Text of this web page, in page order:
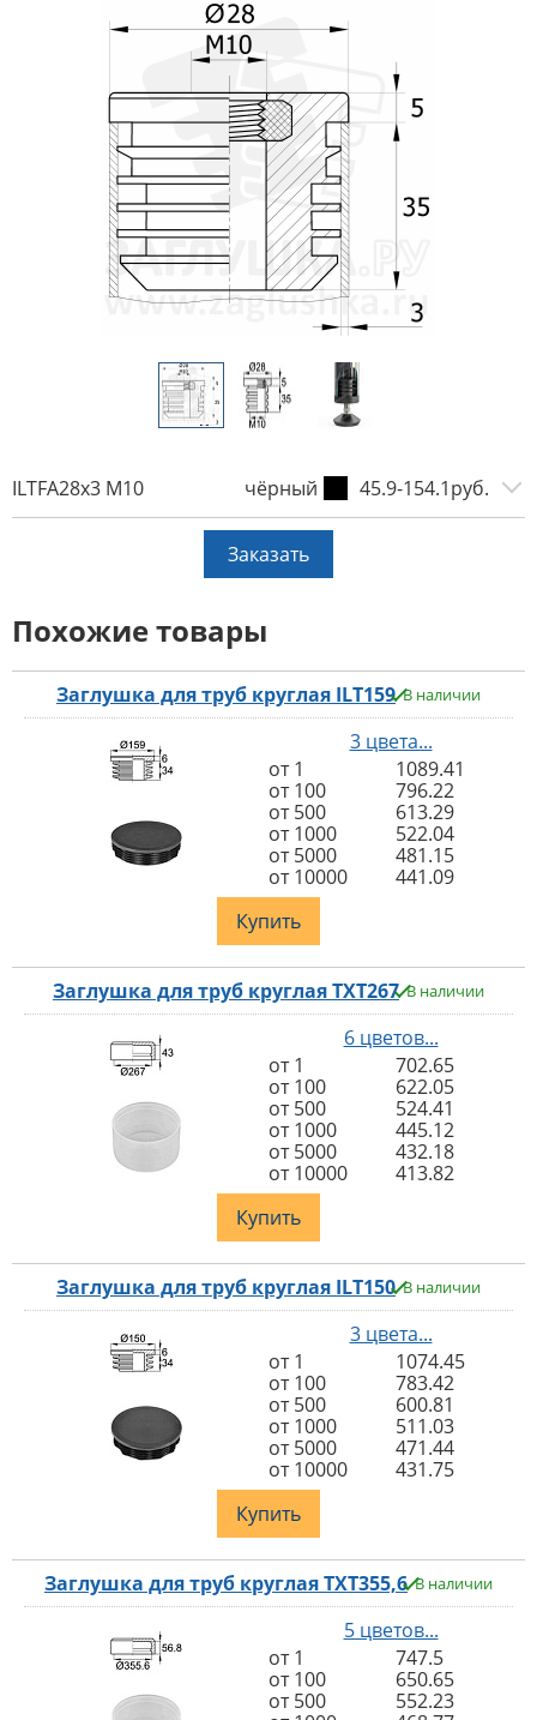
ILTFA28x3 M10 чёрный 45.9-154.1руб.
Заказать
Похожие товары
Заглушка для труб круглая ILT159 В наличии
3 цвета...
от 1
1089.41
от 100
796.22
от 500
613.29
от 1000
522.04
от 5000
481.15
от 10000
441.09
Купить
Заглушка для труб круглая TXT267 В наличии
6 цветов...
от 1
702.65
от 100
622.05
от 500
524.41
от 1000
445.12
от 5000
432.18
от 10000
413.82
Купить
Заглушка для труб круглая ILT150 В наличии
3 цвета...
от 1
1074.45
от 100
783.42
от 500
600.81
от 1000
511.03
от 5000
471.44
от 10000
431.75
Купить
Заглушка для труб круглая TXT355,6 В наличии
5 цветов...
от 1
747.5
от 100
650.65
от 500
552.23